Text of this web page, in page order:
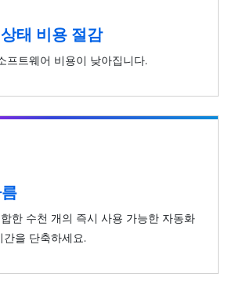
태 비용 절감
프트웨어 비용이 낮아집니다.
한 수천 개의 즉시 사용 가능한 자동화
을 단축하세요.